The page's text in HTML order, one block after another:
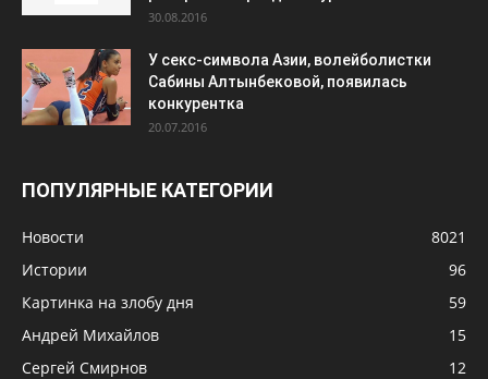
30.08.2016
У секс-символа Азии, волейболистки
Сабины Алтынбековой, появилась
конкурентка
20.07.2016
ПОПУЛЯРНЫЕ КАТЕГОРИИ
Новости
8021
Истории
96
Картинка на злобу дня
59
Андрей Михайлов
15
Сергей Смирнов
12